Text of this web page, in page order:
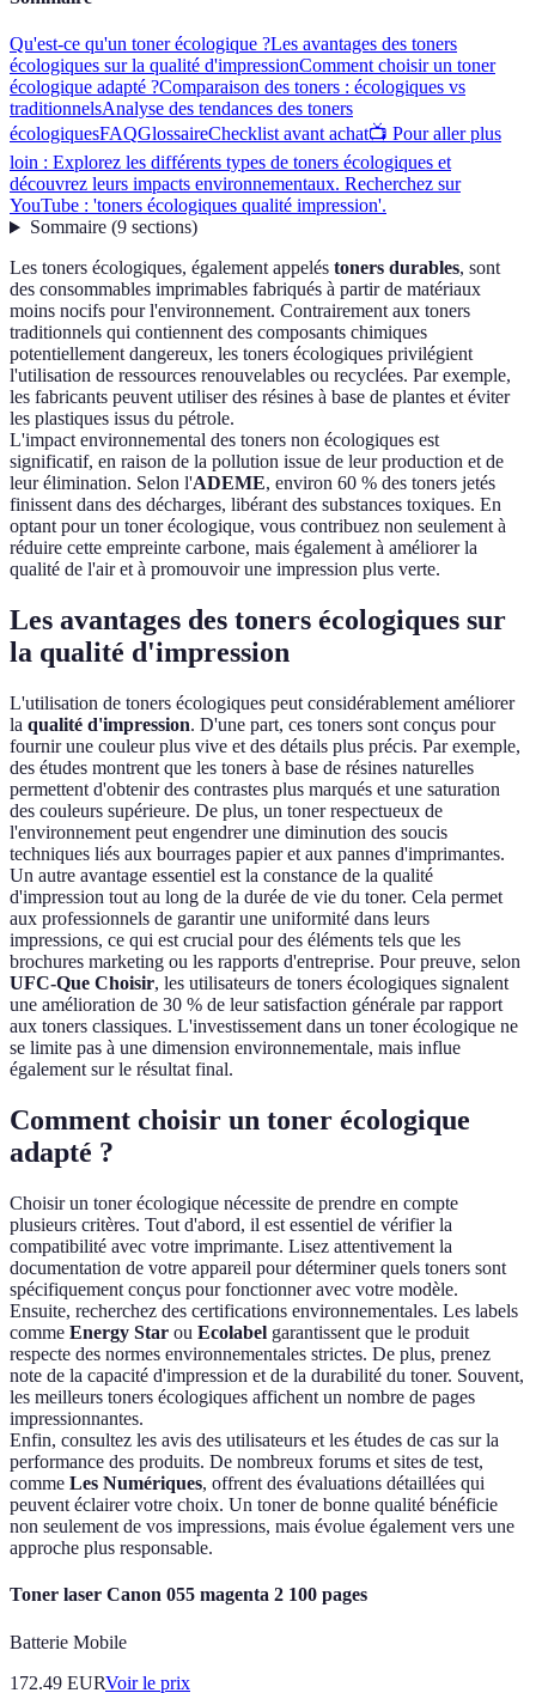
Qu'est-ce qu'un toner écologique ?Les avantages des toners
écologiques sur la qualité d'impressionComment choisir un toner
écologique adapté ?Comparaison des toners : écologiques vs
traditionnelsAnalyse des tendances des toners
écologiquesFAQGlossaireChecklist avant achat📺 Pour aller plus
loin : Explorez les différents types de toners écologiques et
découvrez leurs impacts environnementaux. Recherchez sur
YouTube : 'toners écologiques qualité impression'.
Sommaire(9 sections)
Les toners écologiques, également appelés toners durables, sont
des consommables imprimables fabriqués à partir de matériaux
moins nocifs pour l'environnement. Contrairement aux toners
traditionnels qui contiennent des composants chimiques
potentiellement dangereux, les toners écologiques privilégient
l'utilisation de ressources renouvelables ou recyclées. Par exemple,
les fabricants peuvent utiliser des résines à base de plantes et éviter
les plastiques issus du pétrole.
L'impact environnemental des toners non écologiques est
significatif, en raison de la pollution issue de leur production et de
leur élimination. Selon l'ADEME, environ 60 % des toners jetés
finissent dans des décharges, libérant des substances toxiques. En
optant pour un toner écologique, vous contribuez non seulement à
réduire cette empreinte carbone, mais également à améliorer la
qualité de l'air et à promouvoir une impression plus verte.
Les avantages des toners écologiques sur
la qualité d'impression
L'utilisation de toners écologiques peut considérablement améliorer
la qualité d'impression. D'une part, ces toners sont conçus pour
fournir une couleur plus vive et des détails plus précis. Par exemple,
des études montrent que les toners à base de résines naturelles
permettent d'obtenir des contrastes plus marqués et une saturation
des couleurs supérieure. De plus, un toner respectueux de
l'environnement peut engendrer une diminution des soucis
techniques liés aux bourrages papier et aux pannes d'imprimantes.
Un autre avantage essentiel est la constance de la qualité
d'impression tout au long de la durée de vie du toner. Cela permet
aux professionnels de garantir une uniformité dans leurs
impressions, ce qui est crucial pour des éléments tels que les
brochures marketing ou les rapports d'entreprise. Pour preuve, selon
UFC-Que Choisir, les utilisateurs de toners écologiques signalent
une amélioration de 30 % de leur satisfaction générale par rapport
aux toners classiques. L'investissement dans un toner écologique ne
se limite pas à une dimension environnementale, mais influe
également sur le résultat final.
Comment choisir un toner écologique
adapté ?
Choisir un toner écologique nécessite de prendre en compte
plusieurs critères. Tout d'abord, il est essentiel de vérifier la
compatibilité avec votre imprimante. Lisez attentivement la
documentation de votre appareil pour déterminer quels toners sont
spécifiquement conçus pour fonctionner avec votre modèle.
Ensuite, recherchez des certifications environnementales. Les labels
comme Energy Star ou Ecolabel garantissent que le produit
respecte des normes environnementales strictes. De plus, prenez
note de la capacité d'impression et de la durabilité du toner. Souvent,
les meilleurs toners écologiques affichent un nombre de pages
impressionnantes.
Enfin, consultez les avis des utilisateurs et les études de cas sur la
performance des produits. De nombreux forums et sites de test,
comme Les Numériques, offrent des évaluations détaillées qui
peuvent éclairer votre choix. Un toner de bonne qualité bénéficie
non seulement de vos impressions, mais évolue également vers une
approche plus responsable.
Toner laser Canon 055 magenta 2 100 pages
Batterie Mobile
172.49 EURVoir le prix